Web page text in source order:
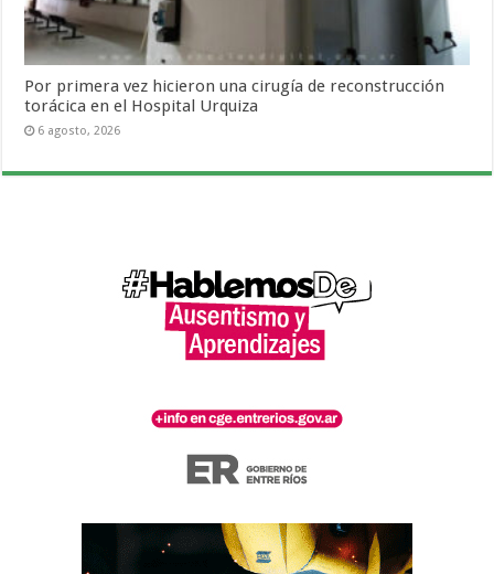
Por primera vez hicieron una cirugía de reconstrucción
torácica en el Hospital Urquiza
6 agosto, 2026